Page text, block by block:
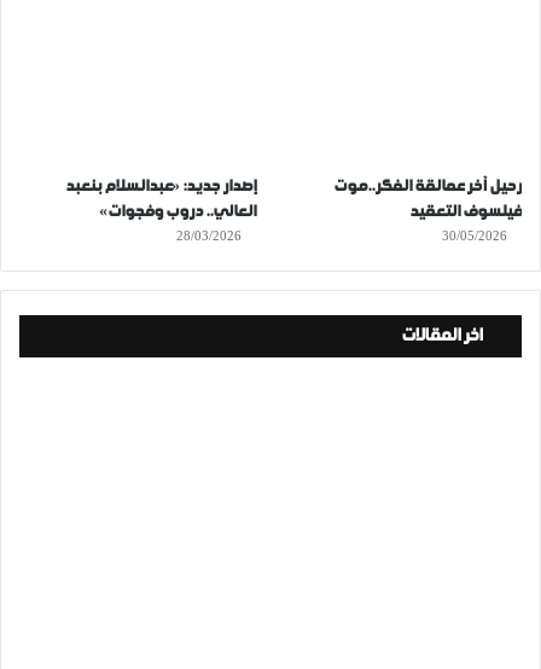
رحيل آخر عمالقة الفكر..موت
فيلسوف التعقيد
30/05/2026
إصدار جديد: «عبدالسلام بنعبد
العالي.. دروب وفجوات»
28/03/2026
اخر المقالات